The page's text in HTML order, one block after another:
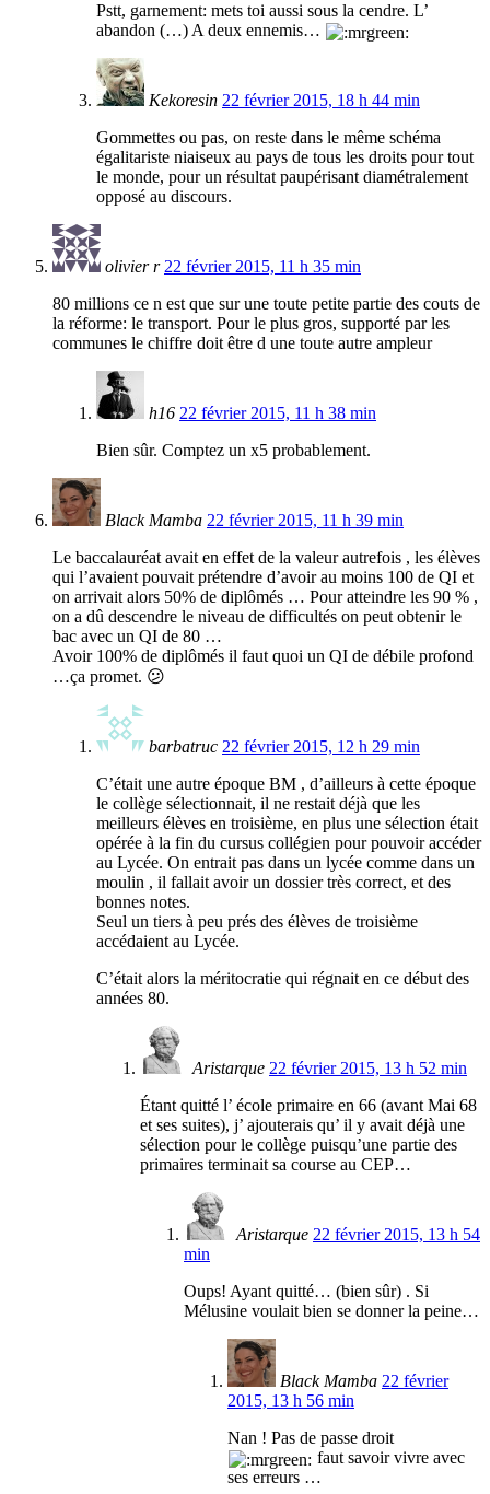
Pstt, garnement: mets toi aussi sous la cendre. L’
abandon (…) A deux ennemis…
Kekoresin 22 février 2015, 18 h 44 min
Gommettes ou pas, on reste dans le même schéma
égalitariste niaiseux au pays de tous les droits pour tout
le monde, pour un résultat paupérisant diamétralement
opposé au discours.
olivier r 22 février 2015, 11 h 35 min
80 millions ce n est que sur une toute petite partie des couts de
la réforme: le transport. Pour le plus gros, supporté par les
communes le chiffre doit être d une toute autre ampleur
h16 22 février 2015, 11 h 38 min
Bien sûr. Comptez un x5 probablement.
Black Mamba 22 février 2015, 11 h 39 min
Le baccalauréat avait en effet de la valeur autrefois , les élèves
qui l’avaient pouvait prétendre d’avoir au moins 100 de QI et
on arrivait alors 50% de diplômés … Pour atteindre les 90 % ,
on a dû descendre le niveau de difficultés on peut obtenir le
bac avec un QI de 80 …
Avoir 100% de diplômés il faut quoi un QI de débile profond
…ça promet. 😕
barbatruc 22 février 2015, 12 h 29 min
C’était une autre époque BM , d’ailleurs à cette époque
le collège sélectionnait, il ne restait déjà que les
meilleurs élèves en troisième, en plus une sélection était
opérée à la fin du cursus collégien pour pouvoir accéder
au Lycée. On entrait pas dans un lycée comme dans un
moulin , il fallait avoir un dossier très correct, et des
bonnes notes.
Seul un tiers à peu prés des élèves de troisième
accédaient au Lycée.
C’était alors la méritocratie qui régnait en ce début des
années 80.
Aristarque 22 février 2015, 13 h 52 min
Étant quitté l’ école primaire en 66 (avant Mai 68
et ses suites), j’ ajouterais qu’ il y avait déjà une
sélection pour le collège puisqu’une partie des
primaires terminait sa course au CEP…
Aristarque 22 février 2015, 13 h 54
min
Oups! Ayant quitté… (bien sûr) . Si
Mélusine voulait bien se donner la peine…
Black Mamba 22 février
2015, 13 h 56 min
Nan ! Pas de passe droit
faut savoir vivre avec
ses erreurs …